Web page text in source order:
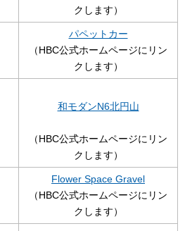
クします）
パペットカー
（HBC公式ホームページにリン
クします）
和モダンN6北円山
（HBC公式ホームページにリン
クします）
Flower Space Gravel
（HBC公式ホームページにリン
クします）